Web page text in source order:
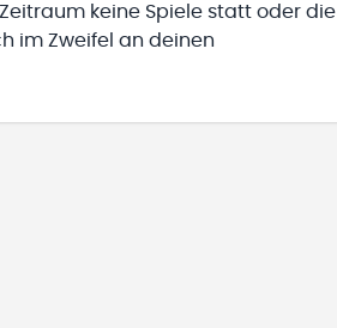
keine Spiele statt oder die
im Zweifel an deinen